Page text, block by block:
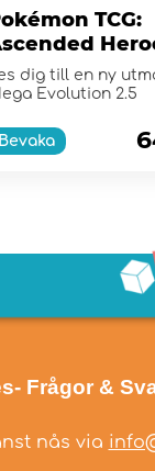
TCG:
Bundle
dig till en ny
Evolution 2.5
Bevaka
- Frågor &
nås via